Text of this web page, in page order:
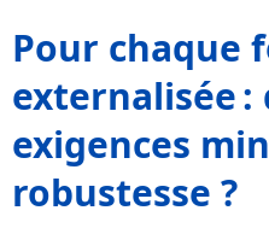
Pour chaque
externalisée :
exigences
robustesse ?